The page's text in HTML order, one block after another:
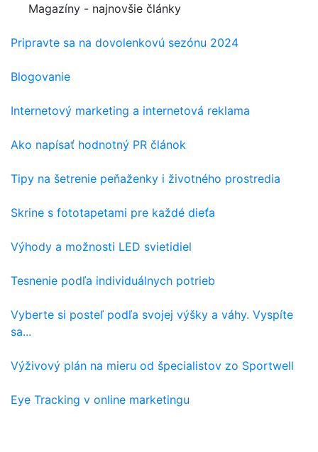
Magazíny - najnovšie články
Pripravte sa na dovolenkovú sezónu 2024
Blogovanie
Internetový marketing a internetová reklama
Ako napísať hodnotný PR článok
Tipy na šetrenie peňaženky i životného prostredia
Skrine s fototapetami pre každé dieťa
Výhody a možnosti LED svietidiel
Tesnenie podľa individuálnych potrieb
Vyberte si posteľ podľa svojej výšky a váhy. Vyspíte
sa...
Výživový plán na mieru od špecialistov zo Sportwell
Eye Tracking v online marketingu